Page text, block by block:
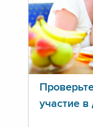
участие в